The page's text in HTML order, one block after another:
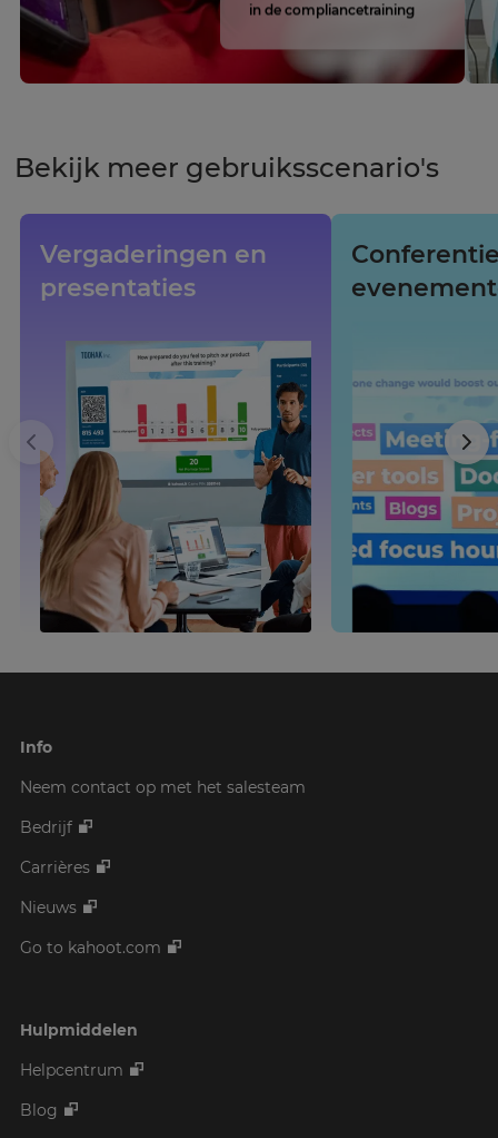
in de compliancetraining
Bekijk meer gebruiksscenario's
Vergaderingen en
presentaties
Info
Neem contact op met het salesteam
Bedrijf
Carrières
Nieuws
Go to kahoot.com
Hulpmiddelen
Helpcentrum
Blog